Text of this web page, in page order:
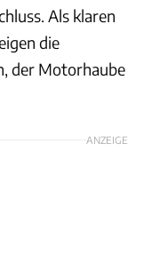
Als klaren
die
der Motorhaube
ANZEIGE